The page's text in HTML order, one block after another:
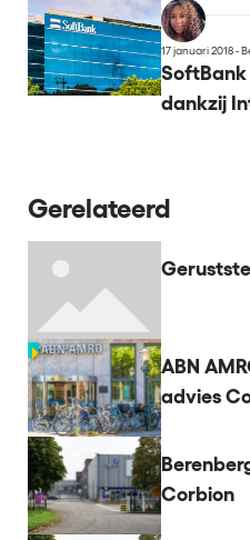
17 januari 2018 -
dankzij
Gerelateerd
ABN
advies
Corbion